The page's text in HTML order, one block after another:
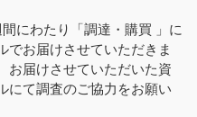
にわたり「調達・購買 」に
でお届けさせていただきま
お届けさせていただいた資
にて調査のご協力をお願い